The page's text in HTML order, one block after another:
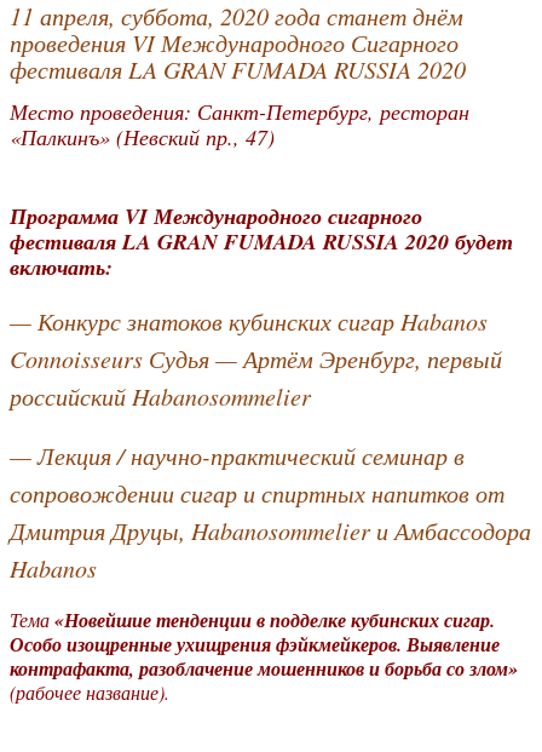
11 апреля, суббота, 2020 года станет днём
проведения VI Международного Сигарного
фестиваля LA GRAN FUMADA RUSSIA 2020
Место проведения: Санкт-Петербург, ресторан
«Палкинъ» (Невский пр., 47)
Программа VI Международного сигарного
фестиваля LA GRAN FUMADA RUSSIA 2020 будет
включать:
— Конкурс знатоков кубинских сигар Habanos
Connoisseurs Судья — Артём Эренбург, первый
российский Habanosommelier
— Лекция / научно-практический семинар в
сопровождении сигар и спиртных напитков от
Дмитрия Друцы, Habanosommelier и Амбассодора
Habanos
Тема«Новейшие тенденции в подделке кубинских сигар.
Особо изощренные ухищрения фэйкмейкеров. Выявление
контрафакта, разоблачение мошенников и борьба со злом»
(рабочее название).